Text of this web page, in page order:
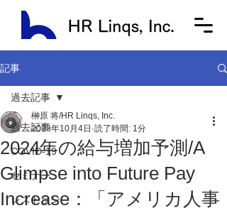
記事
過去記事
COVID-19
セミナー
レストラン
過去記事
2024年の給与増加予測/A
Glimpse into Future Pay
Increase：「アメリカ人事
榊原 将/HR Linqs, Inc.
2023年10月4日 読了時間: 1分